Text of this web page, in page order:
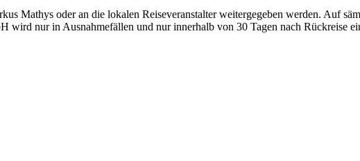
Mathys oder an die lokalen Reiseveranstalter weitergegeben werden. Auf
wird nur in Ausnahmefällen und nur innerhalb von 30 Tagen nach Rückreise